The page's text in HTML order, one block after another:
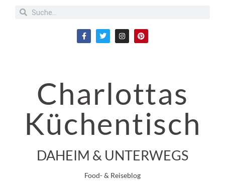
Charlottas
Küchentisch
DAHEIM & UNTERWEGS
Food- & Reiseblog